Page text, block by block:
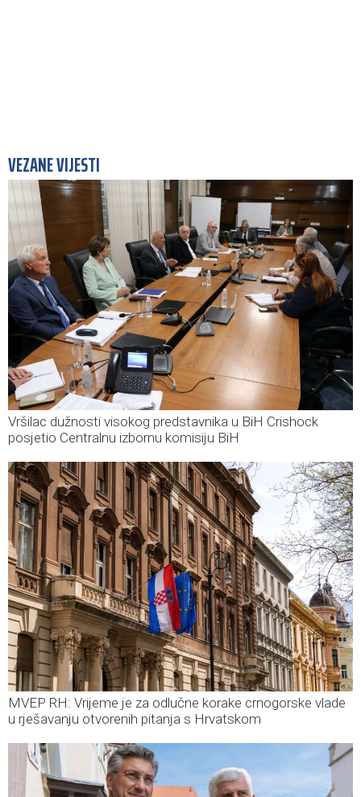
VEZANE VIJESTI
Vršilac dužnosti visokog predstavnika u BiH Crishock
posjetio Centralnu izbornu komisiju BiH
MVEP RH: Vrijeme je za odlučne korake crnogorske vlade
u rješavanju otvorenih pitanja s Hrvatskom